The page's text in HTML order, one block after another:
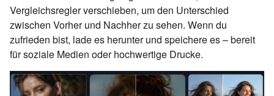
Vergleichsregler verschieben, um den Unterschied
zwischen Vorher und Nachher zu sehen. Wenn du
zufrieden bist, lade es herunter und speichere es – bereit
für soziale Medien oder hochwertige Drucke.